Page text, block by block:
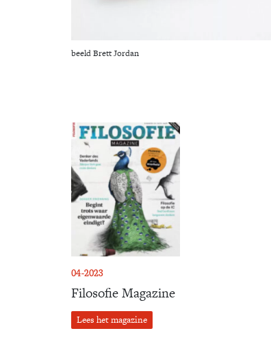
beeld Brett Jordan
04-2023
Filosofie Magazine
Lees het magazine